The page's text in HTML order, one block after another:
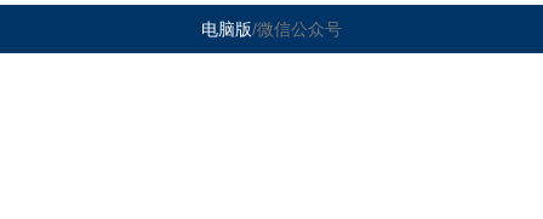
电脑版/微信公众号